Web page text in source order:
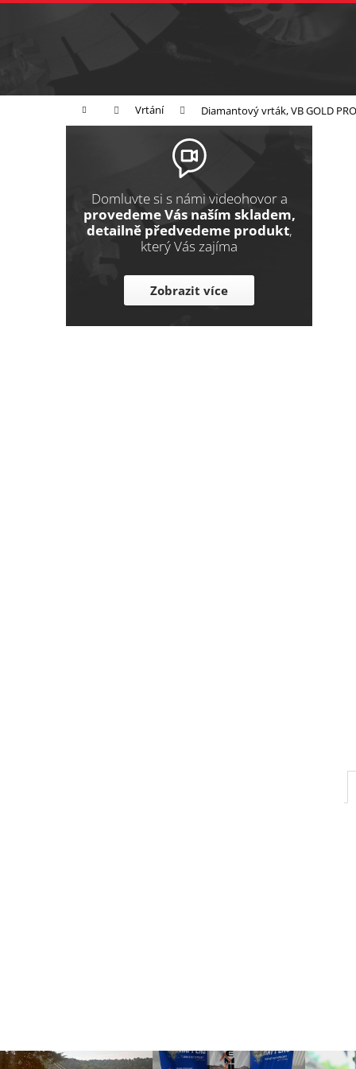
Přejít
Domů Vrtání Diamantový vrták, VB GOLD
P
p
Domluvte si s námi videohovor a
provedeme Vás naším skladem,
detailně předvedeme produkt,
který Vás zajíma
Zobrazit více
K
k